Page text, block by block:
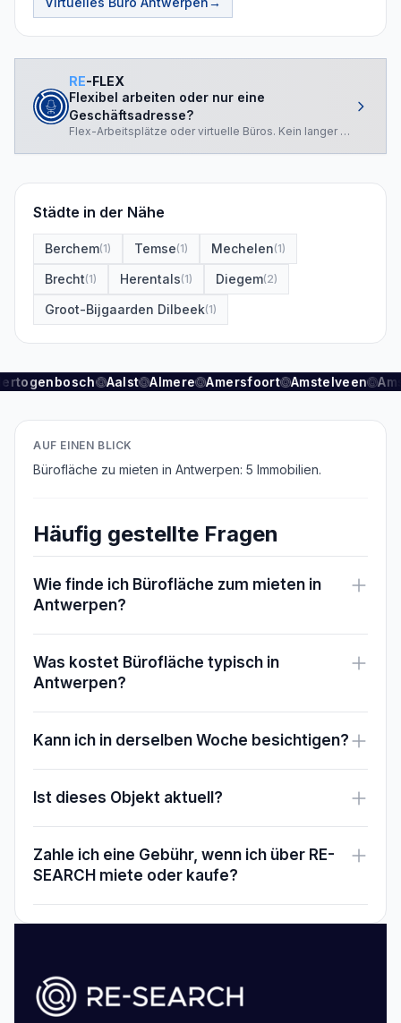
RE-FLEX
Flexibel arbeiten oder nur eine
Geschäftsadresse?
Flex-Arbeitsplätze oder virtuelle Büros. Kein langer Vertrag.
Städte in der Nähe
Berchem(1) Temse(1) Mechelen(1)
Brecht(1) Herentals(1) Diegem(2)
Groot-Bijgaarden Dilbeek(1)
Aalst Almere Amersfoort Amstelveen
AUF EINEN BLICK
Bürofläche zu mieten in Antwerpen: 5 Immobilien.
Häufig gestellte Fragen
Wie finde ich Bürofläche zum mieten in
Antwerpen?
Was kostet Bürofläche typisch in
Antwerpen?
Kann ich in derselben Woche besichtigen?
Ist dieses Objekt aktuell?
Zahle ich eine Gebühr, wenn ich über RE-
SEARCH miete oder kaufe?